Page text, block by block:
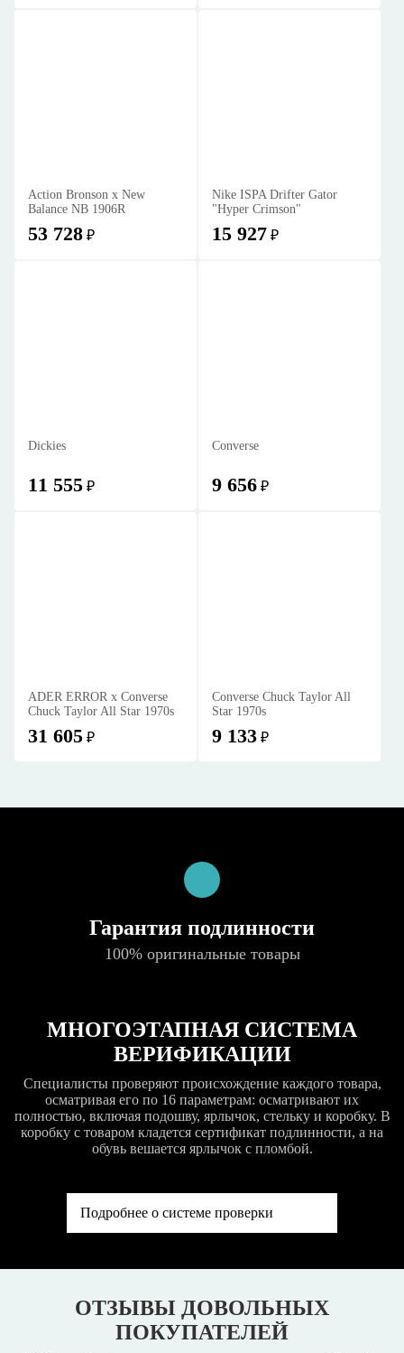
Action Bronson x New
Balance NB 1906R
53 728 ₽
Nike ISPA Drifter Gator
"Hyper Crimson"
15 927 ₽
Dickies
11 555 ₽
Converse
9 656 ₽
ADER ERROR x Converse
Chuck Taylor All Star 1970s
31 605 ₽
Converse Chuck Taylor All
Star 1970s
9 133 ₽
Гарантия подлинности
100% оригинальные товары
МНОГОЭТАПНАЯ СИСТЕМА
ВЕРИФИКАЦИИ
Специалисты проверяют происхождение каждого товара,
осматривая его по 16 параметрам: осматривают их
полностью, включая подошву, ярлычок, стельку и коробку. В
коробку с товаром кладется сертификат подлинности, а на
обувь вешается ярлычок с пломбой.
Подробнее о системе проверки
ОТЗЫВЫ ДОВОЛЬНЫХ
ПОКУПАТЕЛЕЙ